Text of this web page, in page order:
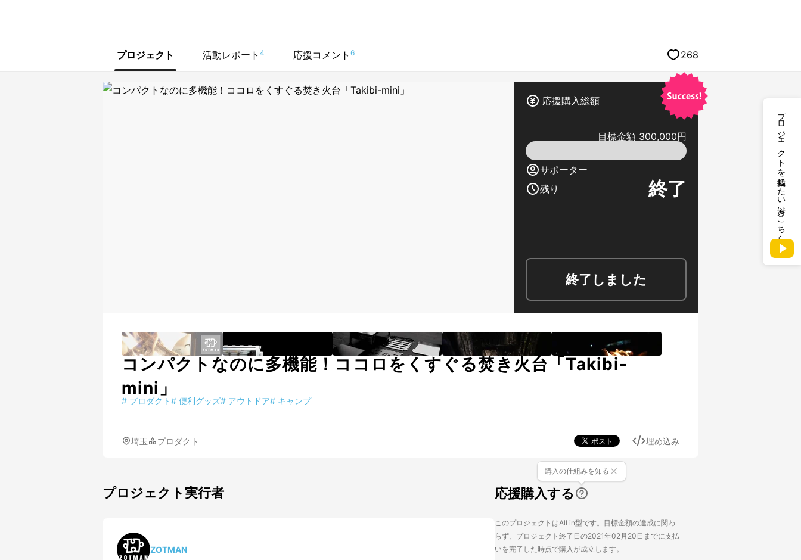
プロジェクトを掲載したい方はこちら
プロジェクト 活動レポート 4 応援コメント 6 268
応援購入総額
目標金額 300,000円
サポーター
残り
終了
終了しました
コンパクトなのに多機能！ココロをくすぐる焚き火台「Takibi-
mini」
# プロダクト# 便利グッズ# アウトドア# キャンプ
埼玉 プロダクト 埋め込み
プロジェクト実行者
ZOTMAN
応援購入する
購入の仕組みを知る
このプロジェクトはAll in型です。目標金額の達成に関わ
らず、プロジェクト終了日の2021年02月20日までに支払
いを完了した時点で購入が成立します。